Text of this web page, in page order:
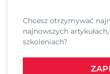
Chcesz otrzymywać
najnowszych
szkoleniach?